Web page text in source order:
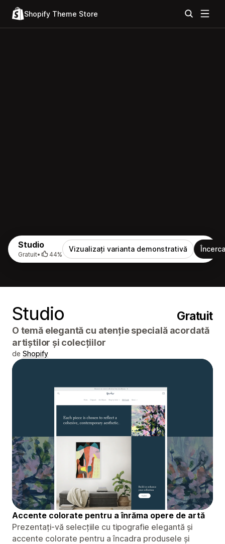
Shopify Theme Store
Studio
Gratuit• 44%
Vizualizați varianta demonstrativă
Studio Gratuit
O temă elegantă cu atenție specială acordată
artiștilor și colecțiilor
de Shopify
Accente colorate pentru a înrăma opere de artă
Prezentați-vă selecțiile cu tipografie elegantă și
accente colorate pentru a încadra produsele și